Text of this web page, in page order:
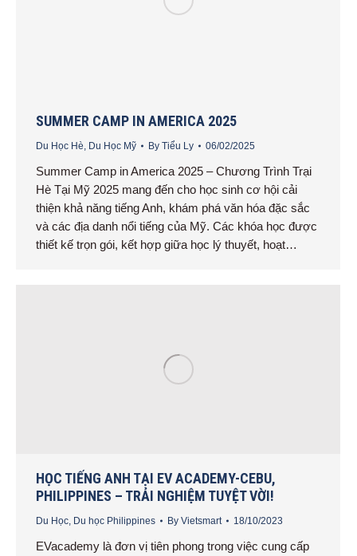
SUMMER CAMP IN AMERICA 2025
Du Học Hè Du Học Mỹ By Tiểu Ly 06/02/2025
Summer Camp in America 2025 – Chương Trình Trại
Hè Tại Mỹ 2025 mang đến cho học sinh cơ hội cải
thiện khả năng tiếng Anh, khám phá văn hóa đặc sắc
và các địa danh nổi tiếng của Mỹ. Các khóa học được
thiết kế trọn gói, kết hợp giữa học lý thuyết, hoạt…
HỌC TIẾNG ANH TẠI EV ACADEMY-CEBU,
PHILIPPINES – TRẢI NGHIỆM TUYỆT VỜI!
Du Học, Du học Philippines By Vietsmart 18/10/2023
EVacademy là đơn vị tiên phong trong việc cung cấp